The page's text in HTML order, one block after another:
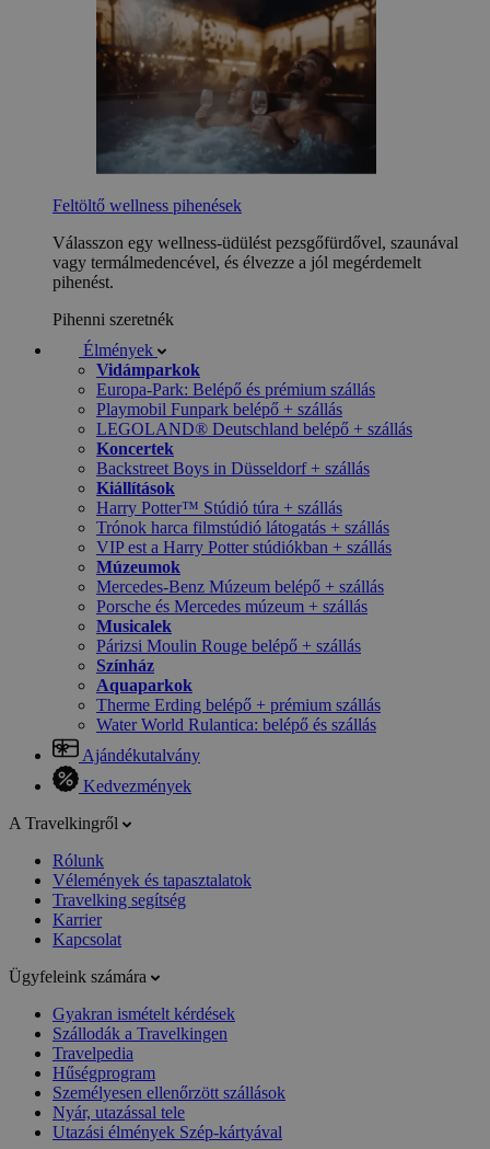
Feltöltő wellness pihenések
Válasszon egy wellness-üdülést pezsgőfürdővel, szaunával
vagy termálmedencével, és élvezze a jól megérdemelt
pihenést.
Pihenni szeretnék
Élmények
Vidámparkok
Europa-Park: Belépő és prémium szállás
Playmobil Funpark belépő + szállás
LEGOLAND® Deutschland belépő + szállás
Koncertek
Backstreet Boys in Düsseldorf + szállás
Kiállítások
Harry Potter™ Stúdió túra + szállás
Trónok harca filmstúdió látogatás + szállás
VIP est a Harry Potter stúdiókban + szállás
Múzeumok
Mercedes-Benz Múzeum belépő + szállás
Porsche és Mercedes múzeum + szállás
Musicalek
Párizsi Moulin Rouge belépő + szállás
Színház
Aquaparkok
Therme Erding belépő + prémium szállás
Water World Rulantica: belépő és szállás
Ajándékutalvány
Kedvezmények
A Travelkingről
Rólunk
Vélemények és tapasztalatok
Travelking segítség
Karrier
Kapcsolat
Ügyfeleink számára
Gyakran ismételt kérdések
Szállodák a Travelkingen
Travelpedia
Hűségprogram
Személyesen ellenőrzött szállások
Nyár, utazással tele
Utazási élmények Szép-kártyával